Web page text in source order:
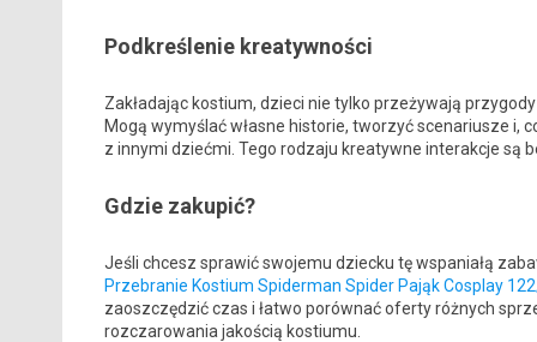
Podkreślenie kreatywności
Zakładając kostium, dzieci nie tylko przeżywają
Mogą wymyślać własne historie, tworzyć scenariusze i,
z innymi dziećmi. Tego rodzaju kreatywne interakcje są
Gdzie zakupić?
Jeśli chcesz sprawić swojemu dziecku tę wspaniałą
Przebranie Kostium Spiderman Spider Pająk Cosplay
zaoszczędzić czas i łatwo porównać oferty różnych
rozczarowania jakością kostiumu.